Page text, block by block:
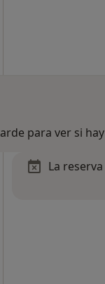
para ver si
La